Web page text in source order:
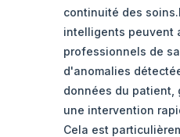
continuité des
intelligents peuvent
professionnels de
d'anomalies
données du patient,
une intervention
Cela est